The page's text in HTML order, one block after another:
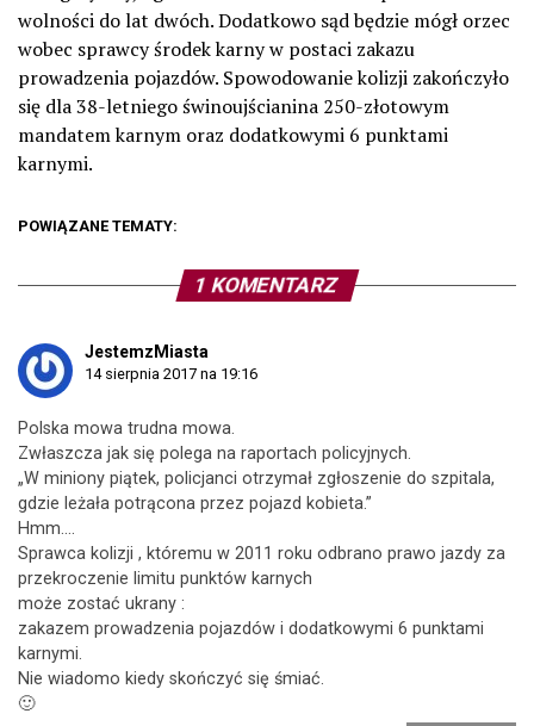
wolności do lat dwóch. Dodatkowo sąd będzie mógł orzec
wobec sprawcy środek karny w postaci zakazu
prowadzenia pojazdów. Spowodowanie kolizji zakończyło
się dla 38-letniego świnoujścianina 250-złotowym
mandatem karnym oraz dodatkowymi 6 punktami
karnymi.
POWIĄZANE TEMATY:
1 KOMENTARZ
JestemzMiasta
14 sierpnia 2017 na 19:16
Polska mowa trudna mowa.
Zwłaszcza jak się polega na raportach policyjnych.
„W miniony piątek, policjanci otrzymał zgłoszenie do szpitala,
gdzie leżała potrącona przez pojazd kobieta.”
Hmm….
Sprawca kolizji , któremu w 2011 roku odbrano prawo jazdy za
przekroczenie limitu punktów karnych
może zostać ukrany :
zakazem prowadzenia pojazdów i dodatkowymi 6 punktami
karnymi.
Nie wiadomo kiedy skończyć się śmiać.
🙂